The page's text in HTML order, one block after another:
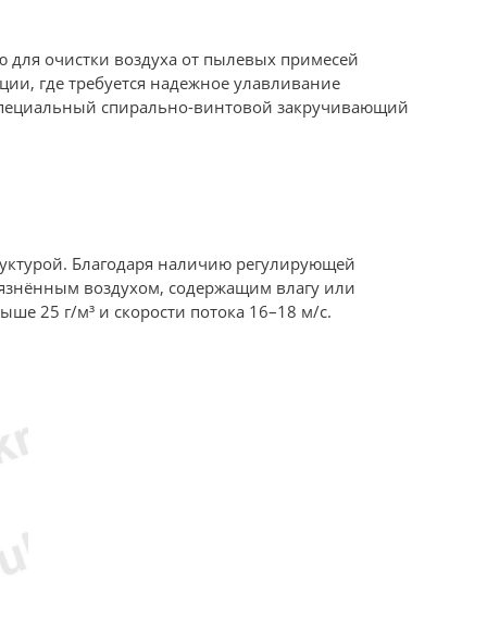
очистки воздуха от пылевых примесей
где требуется надежное улавливание
спирально-винтовой закручивающий
Благодаря наличию регулирующей
воздухом, содержащим влагу или
25 г/м³ и скорости потока 16–18 м/с.